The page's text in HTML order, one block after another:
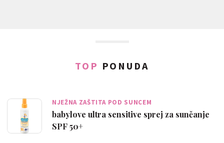
TOP PONUDA
NJEŽNA ZAŠTITA POD SUNCEM
babylove ultra sensitive sprej za sunčanje
SPF 50+